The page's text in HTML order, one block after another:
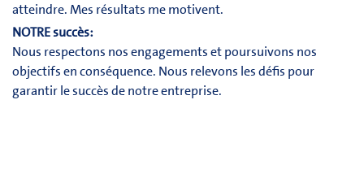
atteindre. Mes résultats me motivent.
NOTRE succès:
Nous respectons nos engagements et poursuivons nos
objectifs en conséquence. Nous relevons les défis pour
garantir le succès de notre entreprise.